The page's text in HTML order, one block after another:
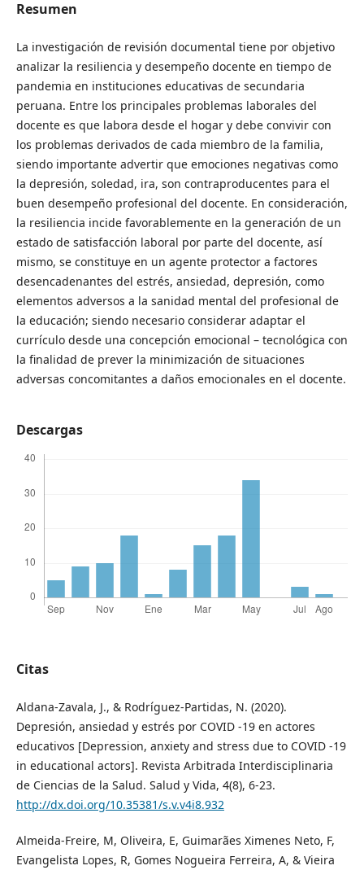
Resumen
La investigación de revisión documental tiene por objetivo
analizar la resiliencia y desempeño docente en tiempo de
pandemia en instituciones educativas de secundaria
peruana. Entre los principales problemas laborales del
docente es que labora desde el hogar y debe convivir con
los problemas derivados de cada miembro de la familia,
siendo importante advertir que emociones negativas como
la depresión, soledad, ira, son contraproducentes para el
buen desempeño profesional del docente. En consideración,
la resiliencia incide favorablemente en la generación de un
estado de satisfacción laboral por parte del docente, así
mismo, se constituye en un agente protector a factores
desencadenantes del estrés, ansiedad, depresión, como
elementos adversos a la sanidad mental del profesional de
la educación; siendo necesario considerar adaptar el
currículo desde una concepción emocional – tecnológica con
la finalidad de prever la minimización de situaciones
adversas concomitantes a daños emocionales en el docente.
Descargas
Citas
Aldana-Zavala, J., & Rodríguez-Partidas, N. (2020).
Depresión, ansiedad y estrés por COVID -19 en actores
educativos [Depression, anxiety and stress due to COVID -19
in educational actors]. Revista Arbitrada Interdisciplinaria
de Ciencias de la Salud. Salud y Vida, 4(8), 6-23.
http://dx.doi.org/10.35381/s.v.v4i8.932
Almeida-Freire, M, Oliveira, E, Guimarães Ximenes Neto, F,
Evangelista Lopes, R, Gomes Nogueira Ferreira, A, & Vieira